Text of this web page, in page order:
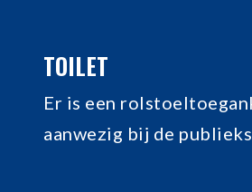
TOILET
Er is een
aanwezig bij de